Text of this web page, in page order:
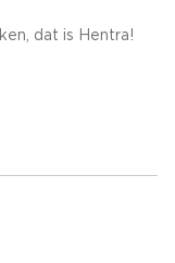
dat is Hentra!